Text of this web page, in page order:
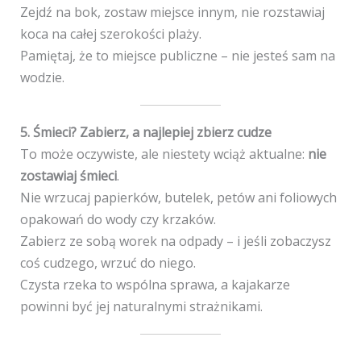
Zejdź na bok, zostaw miejsce innym, nie rozstawiaj
koca na całej szerokości plaży.
Pamiętaj, że to miejsce publiczne – nie jesteś sam na
wodzie.
5. Śmieci? Zabierz, a najlepiej zbierz cudze
To może oczywiste, ale niestety wciąż aktualne: nie
zostawiaj śmieci.
Nie wrzucaj papierków, butelek, petów ani foliowych
opakowań do wody czy krzaków.
Zabierz ze sobą worek na odpady – i jeśli zobaczysz
coś cudzego, wrzuć do niego.
Czysta rzeka to wspólna sprawa, a kajakarze
powinni być jej naturalnymi strażnikami.